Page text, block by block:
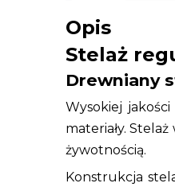
Opis
Stelaż
Drewniany
Wysokiej jakości
materiały.
żywotnością.
Konstrukcja